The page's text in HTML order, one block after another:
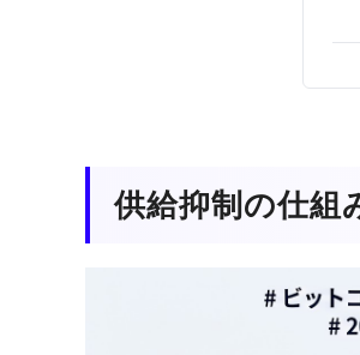
供給抑制の仕組